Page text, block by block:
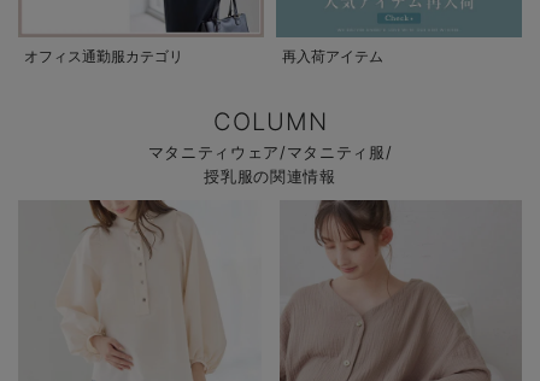
オフィス通勤服カテゴリ 再入荷アイテム
COLUMN
マタニティウェア/マタニティ服/
授乳服の関連情報